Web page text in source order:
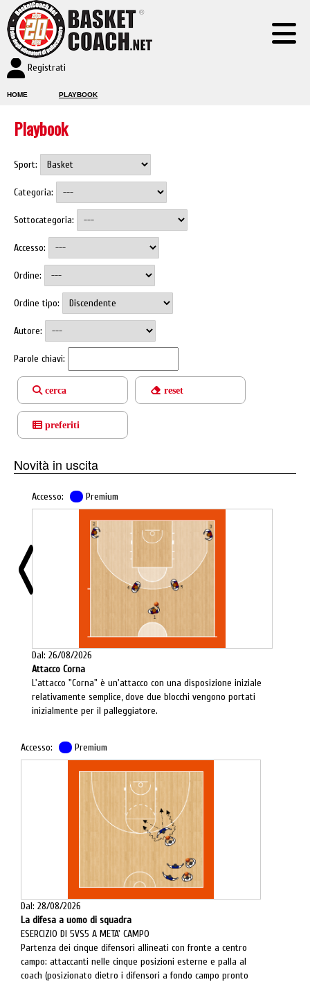
Registrati
HOME PLAYBOOK
Playbook
Sport:
Categoria:
Sottocategoria:
Accesso:
Ordine:
Ordine tipo:
Autore:
Parole chiavi:
cerca reset
preferiti
Novità in uscita
Accesso: Premium
Dal: 26/08/2026
Attacco Corna
L'attacco "Corna" è un'attacco con una disposizione iniziale
relativamente semplice, dove due blocchi vengono portati
inizialmente per il palleggiatore.
Accesso: Premium
Dal: 28/08/2026
La difesa a uomo di squadra
ESERCIZIO DI 5VS5 A META' CAMPO
Partenza dei cinque difensori allineati con fronte a centro
campo: attaccanti nelle cinque posizioni esterne e palla al
coach (posizionato dietro i difensori a fondo campo pronto